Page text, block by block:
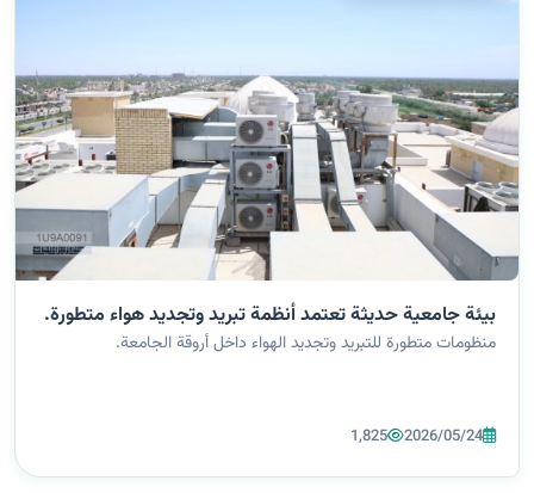
بيئة جامعية حديثة تعتمد أنظمة تبريد وتجديد هواء متطورة.
منظومات متطورة للتبريد وتجديد الهواء داخل أروقة الجامعة.
2026/05/24
1,825